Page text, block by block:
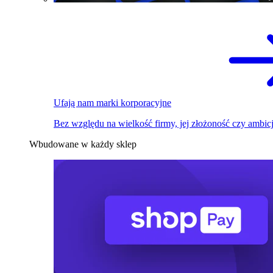
Ufają nam marki korporacyjne
Bez względu na wielkość firmy, jej złożoność czy
Wbudowane w każdy sklep